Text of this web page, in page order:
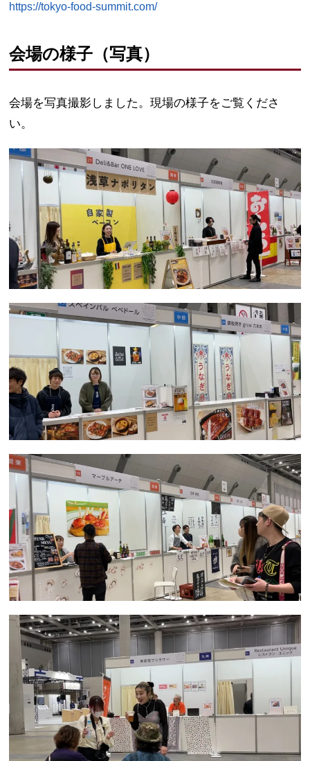
https://tokyo-food-summit.com/
会場の様子（写真）
会場を写真撮影しました。現場の様子をご覧くださ
い。